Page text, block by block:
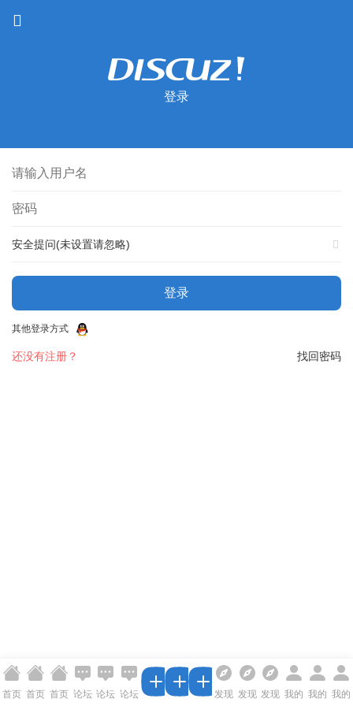
登录
安全提问(未设置请忽略)
登录
其他登录方式
找回密码
还没有注册？
首页 首页 首页 论坛 论坛 论坛 发现 发现 发现 我的 我的 我的